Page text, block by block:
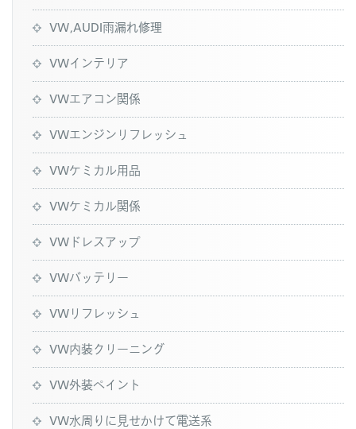
VW,AUDI雨漏れ修理
VWインテリア
VWエアコン関係
VWエンジンリフレッシュ
VWケミカル用品
VWケミカル関係
VWドレスアップ
VWバッテリー
VWリフレッシュ
VW内装クリーニング
VW外装ペイント
VW水周りに見せかけて電送系